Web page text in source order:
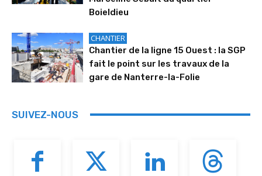
Boieldieu
CHANTIER
Chantier de la ligne 15 Ouest : la SGP
fait le point sur les travaux de la
gare de Nanterre-la-Folie
SUIVEZ-NOUS